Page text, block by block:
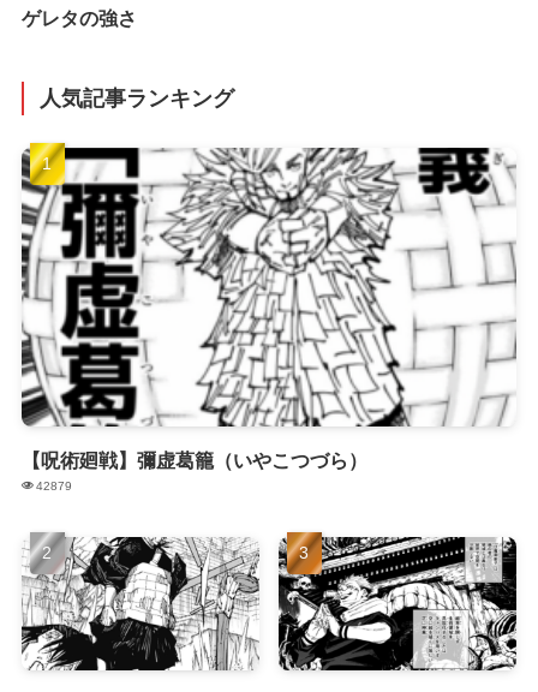
ゲレタの強さ
人気記事ランキング
【呪術廻戦】彌虚葛籠（いやこつづら）
42879